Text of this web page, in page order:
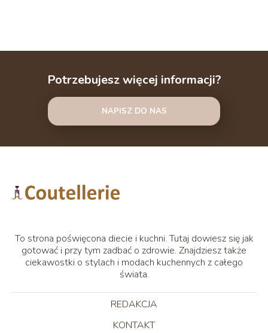
Potrzebujesz więcej informacji?
NAPISZ DO NAS
To strona poświęcona diecie i kuchni. Tutaj dowiesz się jak
gotować i przy tym zadbać o zdrowie. Znajdziesz także
ciekawostki o stylach i modach kuchennych z całego
świata.
REDAKCJA
KONTAKT